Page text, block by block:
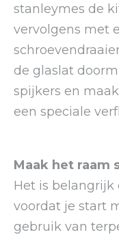
stanleymes de
vervolgens met
de glaslat
spijkers en
een speciale
Maak het raam
Het is belangrijk
voordat je start
gebruik van